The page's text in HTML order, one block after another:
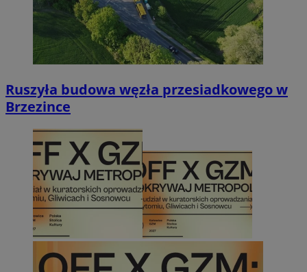
Ruszyła budowa węzła przesiadkowego w
Brzezince